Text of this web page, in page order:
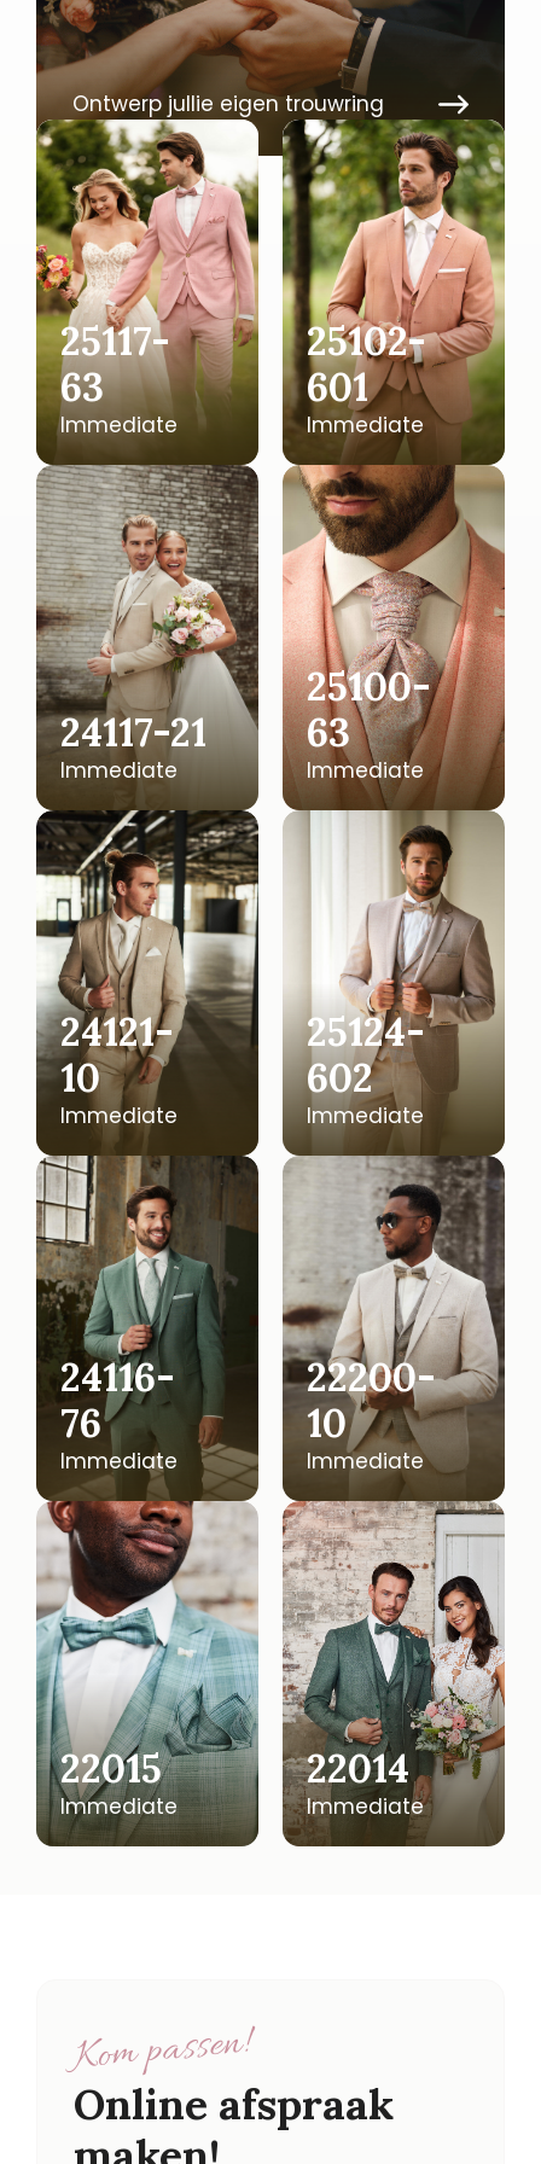
Ontwerp jullie eigen trouwring
25117-
63
Immediate
25102-
601
Immediate
24117-21
Immediate
25100-
63
Immediate
24121-
10
Immediate
25124-
602
Immediate
24116-
76
Immediate
22200-
10
Immediate
22015
Immediate
22014
Immediate
Kom passen!
Online afspraak